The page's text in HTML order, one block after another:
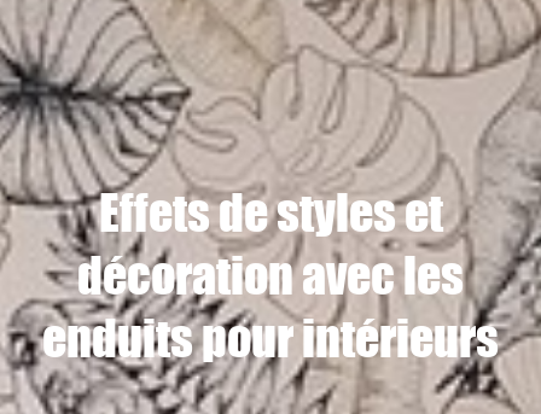
Effets de styles et
décoration avec les
enduits pour intérieurs